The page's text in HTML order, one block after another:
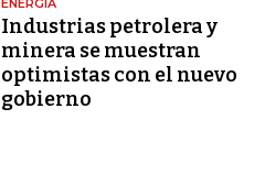
ENERGÍA
Industrias petrolera y
minera se muestran
optimistas con el nuevo
gobierno